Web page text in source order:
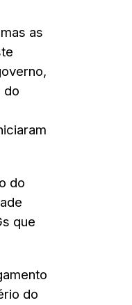
as
do
do
que
do